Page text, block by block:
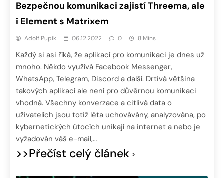
Bezpečnou komunikaci zajistí Threema, ale
i Element s Matrixem
Adolf Pupík 06.12.2022 0 8 Mins
Každý si asi říká, že aplikací pro komunikaci je dnes už
mnoho. Někdo využívá Facebook Messenger,
WhatsApp, Telegram, Discord a další. Drtivá většina
takových aplikací ale není pro důvěrnou komunikaci
vhodná. Všechny konverzace a citlivá data o
uživatelích jsou totiž léta uchovávány, analyzována, po
kybernetických útocích unikají na internet a nebo je
vyžadován váš e-mail,…
>>Přečíst celý článek